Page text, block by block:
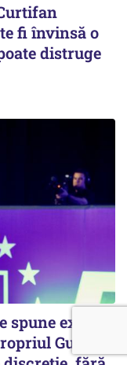
fi învinsă o
distruge
exact
Guvern.